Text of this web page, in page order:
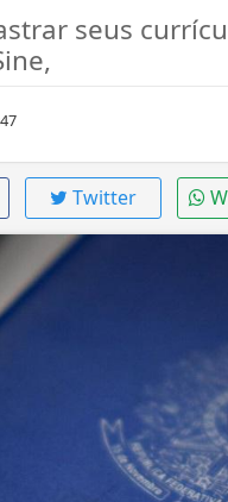
seus
Twitter